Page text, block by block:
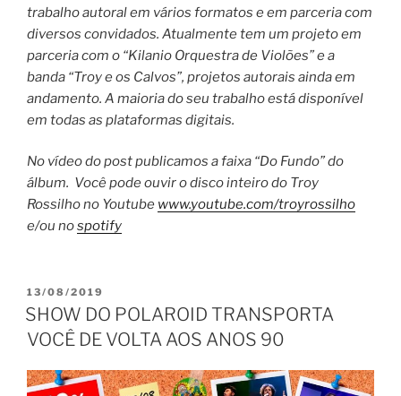
trabalho autoral em vários formatos e em parceria com
diversos convidados. Atualmente tem um projeto em
parceria com o “Kilanio Orquestra de Violões” e a
banda “Troy e os Calvos”, projetos autorais ainda em
andamento. A maioria do seu trabalho está disponível
em todas as plataformas digitais.
No vídeo do post publicamos a faixa “Do Fundo” do
álbum. Você pode ouvir o disco inteiro do Troy
Rossilho no Youtube www.youtube.com/troyrossilho
e/ou nospotify
PUBLICADO
EM
13/08/2019
SHOW DO POLAROID TRANSPORTA
VOCÊ DE VOLTA AOS ANOS 90